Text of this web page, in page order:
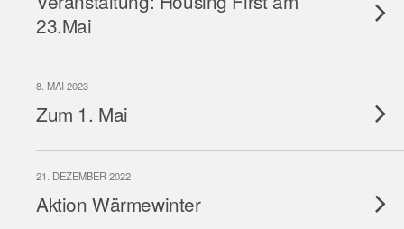
23.Mai
8. MAI 2023
Zum 1. Mai
21. DEZEMBER 2022
Aktion Wärmewinter